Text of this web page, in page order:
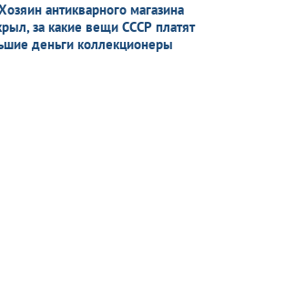
антикварного магазина
за какие вещи СССР платят
деньги коллекционеры